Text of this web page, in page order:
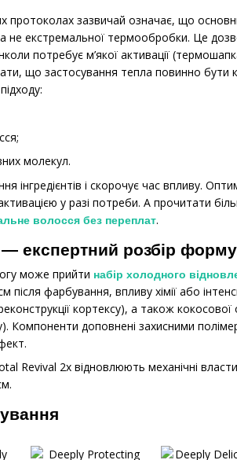
протоколах зазвичай означає, що
а не екстремальної термообробки. Це
потребує м’якої активації
що застосування тепла повинно бути
молекул.
інгредієнтів і скорочує час впливу.
у разі потреби. А прочитати
волосся без переплат.
експертний розбір
може прийти набір холодного
фарбування, впливу хімії або
кортексу), а також
Компоненти доповнені захисними
Revival 2x відновлюють механічні